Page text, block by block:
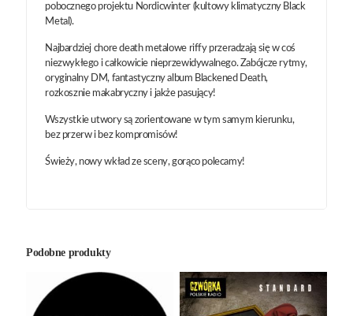
pobocznego projektu Nordicwinter (kultowy klimatyczny Black
Metal).
Najbardziej chore death metalowe riffy przeradzają się w coś
niezwykłego i całkowicie nieprzewidywalnego. Zabójcze rytmy,
oryginalny DM, fantastyczny album Blackened Death,
rozkosznie makabryczny i jakże pasujący!
Wszystkie utwory są zorientowane w tym samym kierunku,
bez przerw i bez kompromisów!
Świeży, nowy wkład ze sceny, gorąco polecamy!
Podobne produkty